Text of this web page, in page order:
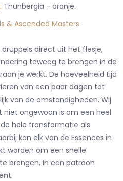
Thunbergia - oranje.
& Ascended Masters
direct uit het flesje,
teweeg te brengen in de
je werkt. De hoeveelheid tijd
van een paar dagen tot
van de omstandigheden. Wij
ongewoon is om een heel
hele transformatie als
kan elk van de Essences in
worden om een snelle
brengen, in een patroon